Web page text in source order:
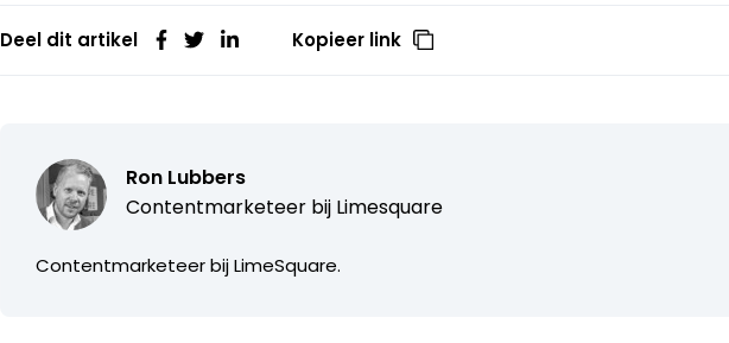
Deel dit artikel Kopieer link
Ron Lubbers
Contentmarketeer bij Limesquare
Contentmarketeer bij LimeSquare.